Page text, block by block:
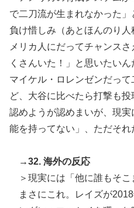
で二刀流が生まれなかった
負け惜しみ（あとほんのり
メリカ人にだってチャンス
くさんいた！」と思いたいん
マイケル・ロレンゼンだっ
ど、大谷に比べたら打撃も投
認めようが認めまいが、現
能を持ってない」、ただそれ
→32. 海外の反応
＞現実には「他に誰もそこ
まさにこれ。レイズが